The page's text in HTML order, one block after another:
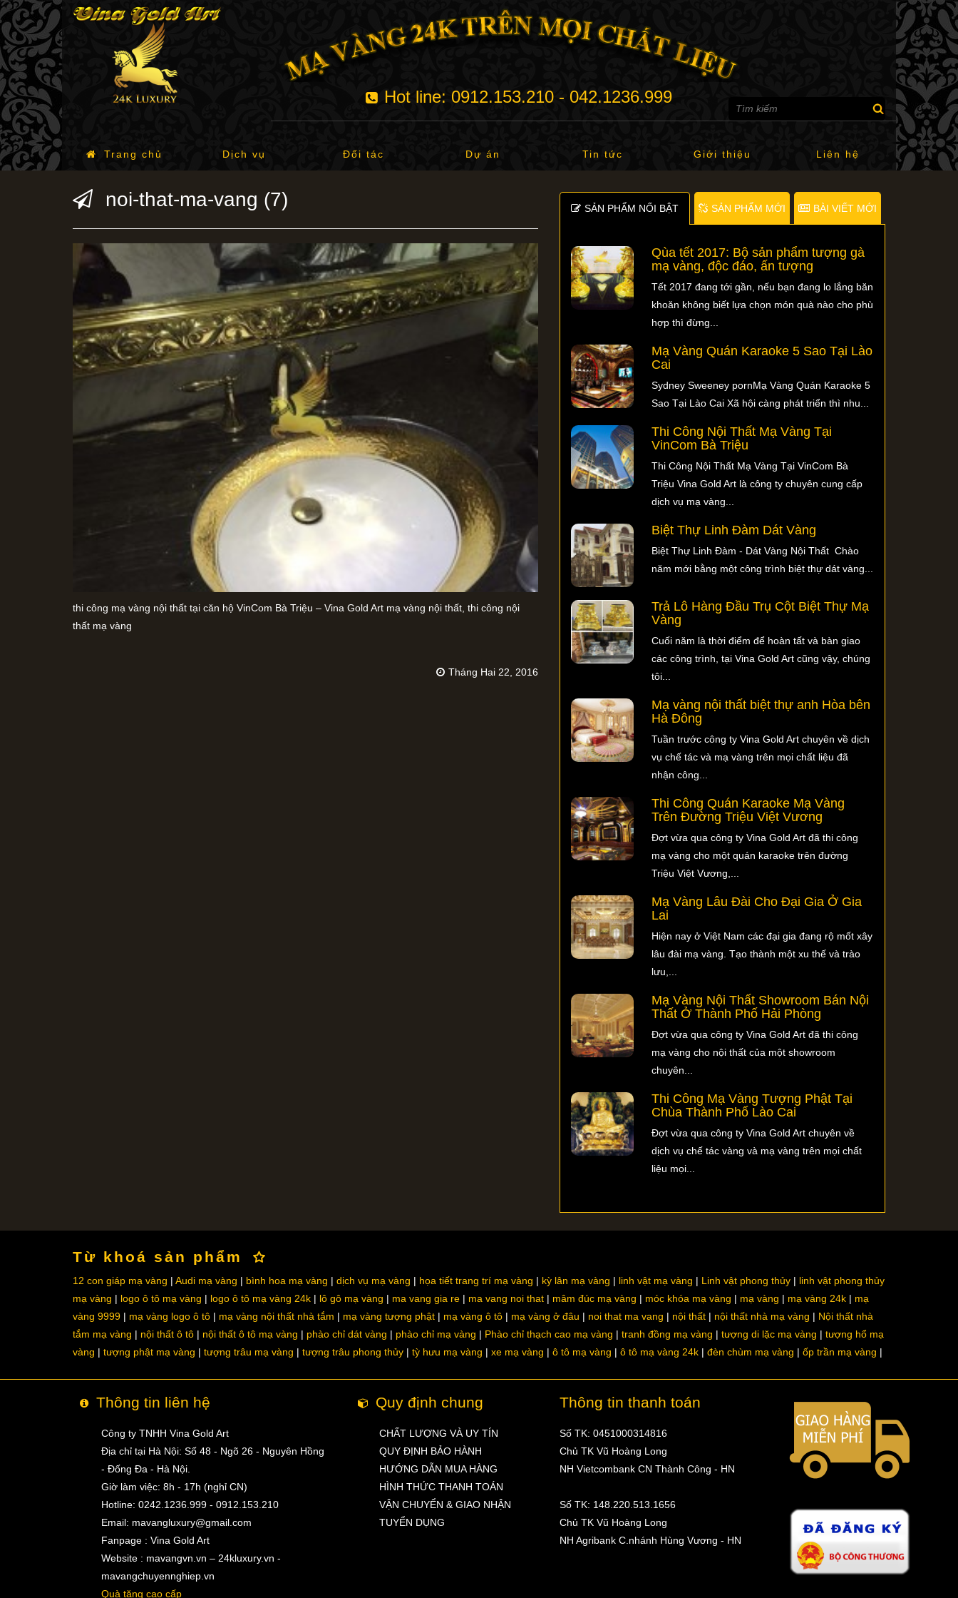
Hot line: 0912.153.210 - 042.1236.999
Trang chủ Dịch vụ Đối tác Dự án Tin tức Giới thiệu Liên hệ
noi-that-ma-vang (7)
thi công mạ vàng nội thất tại căn hộ VinCom Bà Triệu – Vina Gold Art mạ vàng nội thất, thi công nội
thất mạ vàng
Tháng Hai 22, 2016
SẢN PHẨM NỐI BẬT SẢN PHẨM MỚI BÀI VIẾT MỚI
Qùa tết 2017: Bộ sản phẩm tượng gà
mạ vàng, độc đáo, ấn tượng
Tết 2017 đang tới gần, nếu bạn đang lo lắng băn
khoăn không biết lựa chọn món quà nào cho phù
hợp thì đừng...
Mạ Vàng Quán Karaoke 5 Sao Tại Lào
Cai
Sydney Sweeney pornMạ Vàng Quán Karaoke 5
Sao Tại Lào Cai Xã hội càng phát triển thì nhu...
Thi Công Nội Thất Mạ Vàng Tại
VinCom Bà Triệu
Thi Công Nội Thất Mạ Vàng Tại VinCom Bà
Triệu Vina Gold Art là công ty chuyên cung cấp
dịch vụ mạ vàng...
Biệt Thự Linh Đàm Dát Vàng
Biệt Thự Linh Đàm - Dát Vàng Nội Thất Chào
năm mới bằng một công trình biệt thự dát vàng...
Trả Lô Hàng Đầu Trụ Cột Biệt Thự Mạ
Vàng
Cuối năm là thời điểm để hoàn tất và bàn giao
các công trình, tại Vina Gold Art cũng vậy, chúng
tôi...
Mạ vàng nội thất biệt thự anh Hòa bên
Hà Đông
Tuần trước công ty Vina Gold Art chuyên về dịch
vụ chế tác và mạ vàng trên mọi chất liệu đã
nhận công...
Thi Công Quán Karaoke Mạ Vàng
Trên Đường Triệu Việt Vương
Đợt vừa qua công ty Vina Gold Art đã thi công
mạ vàng cho một quán karaoke trên đường
Triệu Việt Vương,...
Mạ Vàng Lâu Đài Cho Đại Gia Ở Gia
Lai
Hiện nay ở Việt Nam các đại gia đang rộ mốt xây
lâu đài mạ vàng. Tạo thành một xu thế và trào
lưu,...
Mạ Vàng Nội Thất Showroom Bán Nội
Thất Ở Thành Phố Hải Phòng
Đợt vừa qua công ty Vina Gold Art đã thi công
mạ vàng cho nội thất của một showroom
chuyên...
Thi Công Mạ Vàng Tượng Phật Tại
Chùa Thành Phố Lào Cai
Đợt vừa qua công ty Vina Gold Art chuyên về
dịch vụ chế tác vàng và mạ vàng trên mọi chất
liệu mọi...
Từ khoá sản phẩm
12 con giáp mạ vàng Audi mạ vàng bình hoa mạ vàng dịch vụ mạ vàng họa tiết trang trí mạ vàng kỳ lân mạ vàng linh vật mạ vàng Linh vật phong thủy
linh vật phong thủy
mạ vàng
logo ô tô mạ vàng logo ô tô mạ vàng 24k lô gô mạ vàng ma vang gia re ma vang noi that mâm đúc mạ vàng móc khóa mạ vàng mạ vàng mạ vàng 24k
mạ
vàng 9999
mạ vàng logo ô tô mạ vàng nội thất nhà tắm mạ vàng tượng phật mạ vàng ô tô mạ vàng ở đâu noi that ma vang nội thất nội thất nhà mạ vàng
Nội thất nhà
tắm mạ vàng
nội thất ô tô nội thất ô tô mạ vàng phào chỉ dát vàng phào chỉ mạ vàng Phào chỉ thạch cao mạ vàng tranh đồng mạ vàng tượng di lặc mạ vàng
tượng hổ mạ
vàng
tượng phật mạ vàng tượng trâu mạ vàng tượng trâu phong thủy tỳ hưu mạ vàng xe mạ vàng ô tô mạ vàng ô tô mạ vàng 24k đèn chùm mạ vàng ốp trần mạ vàng
Thông tin liên hệ
Công ty TNHH Vina Gold Art
Địa chỉ tại Hà Nội: Số 48 - Ngõ 26 - Nguyên Hồng
- Đống Đa - Hà Nội.
Giờ làm việc: 8h - 17h (nghỉ CN)
Hotline: 0242.1236.999 - 0912.153.210
Email: mavangluxury@gmail.com
Fanpage : Vina Gold Art
Website : mavangvn.vn – 24kluxury.vn -
mavangchuyennghiep.vn
Quà tặng cao cấp
Quy định chung
CHẤT LƯỢNG VÀ UY TÍN
QUY ĐỊNH BẢO HÀNH
HƯỚNG DẪN MUA HÀNG
HÌNH THỨC THANH TOÁN
VẬN CHUYỂN & GIAO NHẬN
TUYỂN DỤNG
Thông tin thanh toán
Số TK: 0451000314816
Chủ TK Vũ Hoàng Long
NH Vietcombank CN Thành Công - HN
Số TK: 148.220.513.1656
Chủ TK Vũ Hoàng Long
NH Agribank C.nhánh Hùng Vương - HN